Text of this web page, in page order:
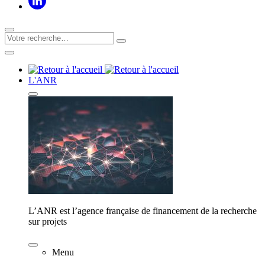
L'ANR
L’ANR est l’agence française de financement de la recherche
sur projets
Menu